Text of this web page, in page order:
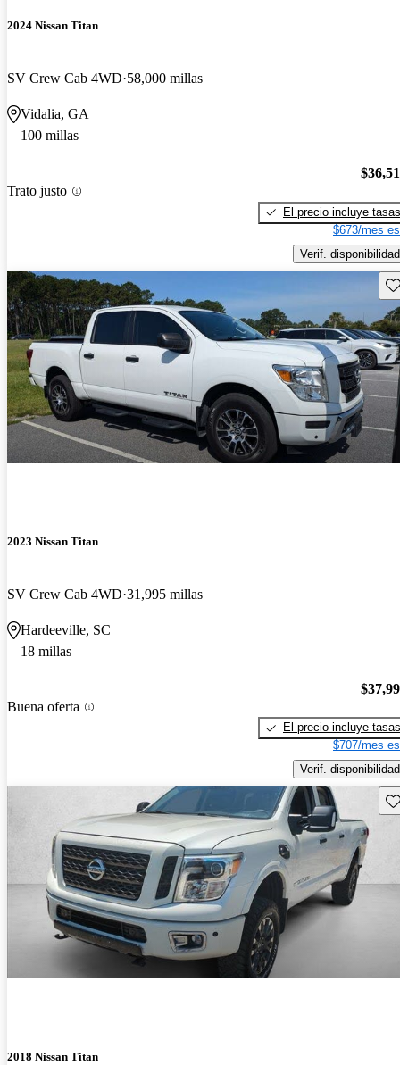
2024 Nissan Titan
SV Crew Cab 4WD 58,000 millas
Vidalia, GA
100 millas
Trato justo
El precio incluye tasas
$673/mes
Verif. disponibilidad
2023 Nissan Titan
SV Crew Cab 4WD 31,995 millas
Hardeeville, SC
18 millas
Buena oferta
El precio incluye tasas
$707/mes
Verif. disponibilidad
2018 Nissan Titan